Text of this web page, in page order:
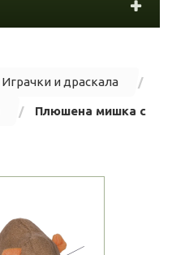
Играчки и драскала
Плюшена мишка с